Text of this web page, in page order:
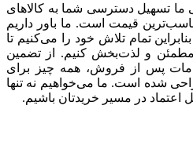
ما تسهیل دسترسی شما به کالاهای
قیمت است. ما باور داریم
تمام تلاش خود را می‌کنیم تا
مطمئن و لذت‌بخش کنیم. از تضمین
خدمات پس از فروش، همه چیز برای
شده است. ما می‌خواهیم نه تنها
اعتماد در مسیر خریدتان باشیم.